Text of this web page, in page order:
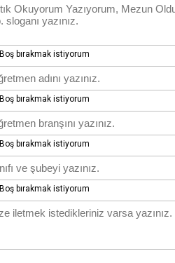
Boş bırakmak istiyorum
Boş bırakmak istiyorum
Boş bırakmak istiyorum
Boş bırakmak istiyorum